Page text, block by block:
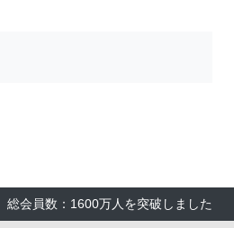
総会員数：1600万人を突破しました